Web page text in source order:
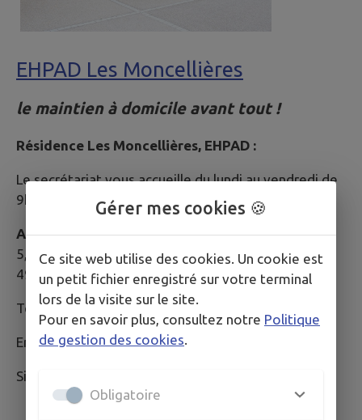
EHPAD Les Moncellières
le maintien à domicile avant tout !
Résidence Les Moncellières, EHPAD :
Le secrétariat vous accueille du lundi au vendredi de
9h à 12h30 et de 13h30 à 18h.
Adresse :
5, chemin des Moncellières
49123 Ingrandes-Le Fresne sur Loire
Tél. : 02.41.39.21.13
Email :accueil.moncellieres@pole-ligerien.fr
Site web :
Gérer mes cookies 🍪
Ce site web utilise des cookies. Un cookie est
un petit fichier enregistré sur votre terminal
lors de la visite sur le site.
Pour en savoir plus, consultez notre Politique
de gestion des cookies
Obligatoire